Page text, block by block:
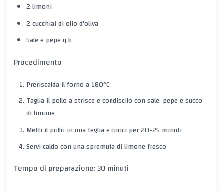
2 limoni
2 cucchiai di olio d'oliva
Sale e pepe q.b
Procedimento
Preriscalda il forno a 180°C
Taglia il pollo a strisce e condiscilo con sale, pepe e succo
di limone
Metti il pollo in una teglia e cuoci per 20-25 minuti
Servi caldo con una spremuta di limone fresco
Tempo di preparazione: 30 minuti